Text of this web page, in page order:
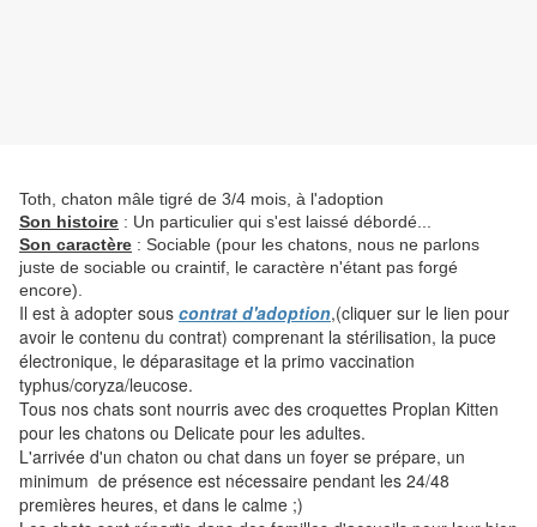
Toth, chaton mâle tigré de 3/4 mois, à l'adoption
Son histoire : Un particulier qui s'est laissé débordé...
Son caractère : Sociable (pour les chatons, nous ne parlons
juste de sociable ou craintif, le caractère n'étant pas forgé
encore).
Il est à adopter sous contrat d'adoption,(cliquer sur le lien pour
avoir le contenu du contrat) comprenant la stérilisation, la puce
électronique, le déparasitage et la primo vaccination
typhus/coryza/leucose.
Tous nos chats sont nourris avec des croquettes Proplan Kitten
pour les chatons ou Delicate pour les adultes.
L'arrivée d'un chaton ou chat dans un foyer se prépare, un
minimum de présence est nécessaire pendant les 24/48
premières heures, et dans le calme ;)